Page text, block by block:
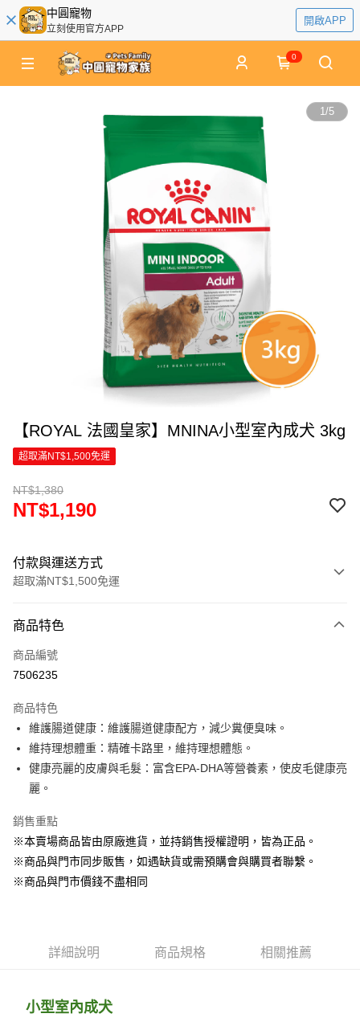
中圓寵物
立刻使用官方APP
開啟APP
0
1/5
【ROYAL 法國皇家】MNINA小型室內成犬 3kg
超取滿NT$1,500免運
NT$1,380
NT$1,190
付款與運送方式
超取滿NT$1,500免運
信用卡一次付款
超商取貨付款
Apple Pay
街口支付
悠遊付
Google Pay
ATM付款
每筆NT$80，滿NT$1,500(含以上)免運費
每筆NT$60，滿NT$1,500(含以上)免運費
商品特色
商品編號
7506235
商品特色
維護腸道健康：維護腸道健康配方，減少糞便臭味。
維持理想體重：精確卡路里，維持理想體態。
健康亮麗的皮膚與毛髮：富含EPA-DHA等營養素，使皮毛健康亮
麗。
銷售重點
※本賣場商品皆由原廠進貨，並持銷售授權證明，皆為正品。
※商品與門市同步販售，如遇缺貨或需預購會與購買者聯繫。
※商品與門市價錢不盡相同
詳細說明 商品規格 相關推薦
小型室內成犬